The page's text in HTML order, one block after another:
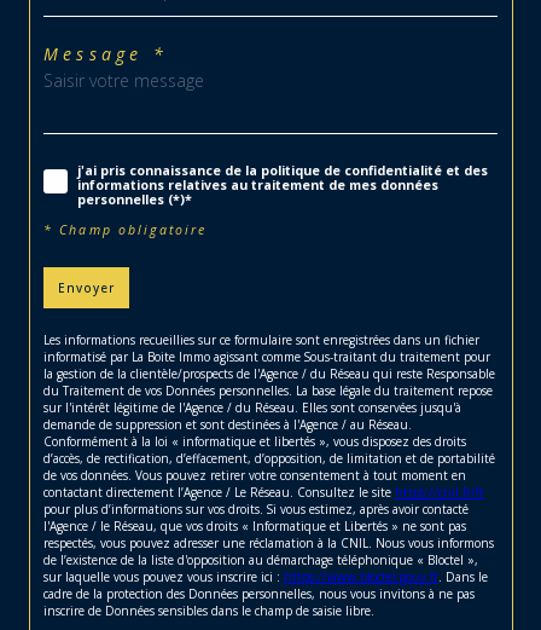
Message *
j'ai pris connaissance de la politique de confidentialité et des
informations relatives au traitement de mes données
personnelles (*)*
* Champ obligatoire
Envoyer
Les informations recueillies sur ce formulaire sont enregistrées dans un fichier
informatisé par La Boite Immo agissant comme Sous-traitant du traitement pour
la gestion de la clientèle/prospects de l'Agence / du Réseau qui reste Responsable
du Traitement de vos Données personnelles. La base légale du traitement repose
sur l'intérêt légitime de l'Agence / du Réseau. Elles sont conservées jusqu'à
demande de suppression et sont destinées à l'Agence / au Réseau.
Conformément à la loi « informatique et libertés », vous disposez des droits
d’accès, de rectification, d’effacement, d’opposition, de limitation et de portabilité
de vos données. Vous pouvez retirer votre consentement à tout moment en
contactant directement l’Agence / Le Réseau. Consultez le site https://cnil.fr/fr
pour plus d’informations sur vos droits. Si vous estimez, après avoir contacté
l'Agence / le Réseau, que vos droits « Informatique et Libertés » ne sont pas
respectés, vous pouvez adresser une réclamation à la CNIL. Nous vous informons
de l’existence de la liste d'opposition au démarchage téléphonique « Bloctel »,
sur laquelle vous pouvez vous inscrire ici : https://www.bloctel.gouv.fr. Dans le
cadre de la protection des Données personnelles, nous vous invitons à ne pas
inscrire de Données sensibles dans le champ de saisie libre.